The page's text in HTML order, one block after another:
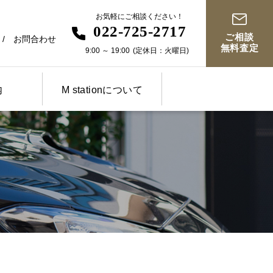
お問合わせ
お気軽にご相談ください！
022-725-2717
9:00 ～ 19:00 (定休日：火曜日)
ご相談
無料査定
M stationについて